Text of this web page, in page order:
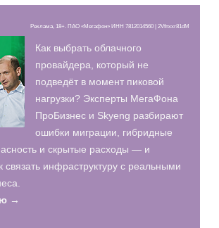
Реклама, 18+. ПАО «Мегафон» ИНН 7812014560 | 2Vfnxxr81dM
Как выбрать облачного
провайдера, который не
подведёт в момент пиковой
нагрузки? Эксперты МегаФона
ПроБизнес и Skyeng разбирают
ошибки миграции, гибридные
и скрытые расходы — и
связать инфраструктуру с реальными
→